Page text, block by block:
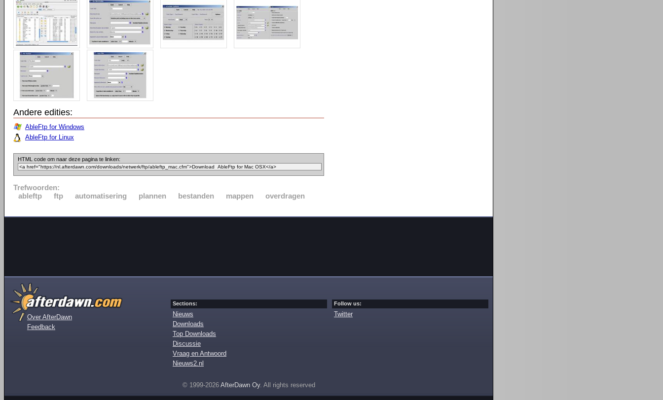
Andere edities:
AbleFtp for Windows
AbleFtp for Linux
HTML code om naar deze pagina te linken:
Trefwoorden:
ableftp
ftp automatisering plannen bestanden mappen overdragen
Over AfterDawn
Feedback
Sections:
Nieuws
Downloads
Top Downloads
Discussie
Vraag en Antwoord
Nieuws2.nl
Follow us:
Twitter
© 1999-2026 AfterDawn Oy. All rights reserved